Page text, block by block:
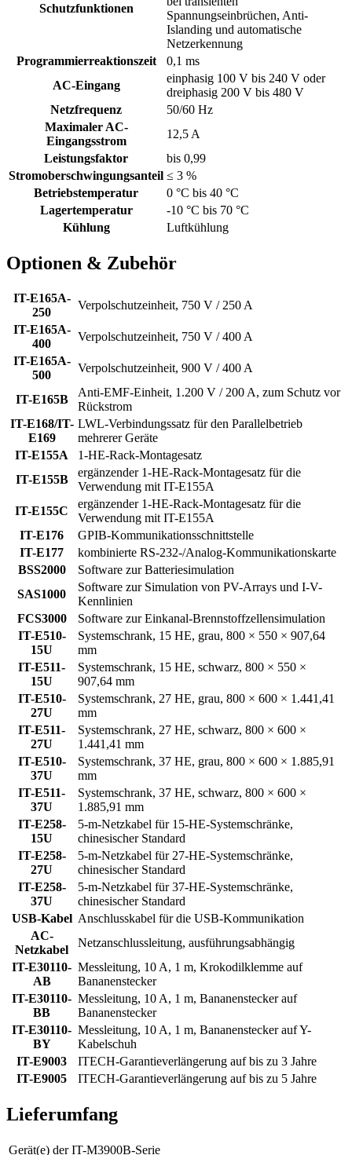
Schutzfunktionen
Spannungseinbrüchen, Anti-
Islanding und automatische
Netzerkennung
Programmierreaktionszeit
0,1 ms
AC-Eingang
einphasig 100 V bis 240 V oder
dreiphasig 200 V bis 480 V
Netzfrequenz
50/60 Hz
Maximaler AC-
Eingangsstrom
12,5 A
Leistungsfaktor
bis 0,99
Stromoberschwingungsanteil ≤ 3 %
Betriebstemperatur
0 °C bis 40 °C
Lagertemperatur
-10 °C bis 70 °C
Kühlung
Luftkühlung
Optionen & Zubehör
IT-E165A-
250
Verpolschutzeinheit, 750 V / 250 A
IT-E165A-
400
Verpolschutzeinheit, 750 V / 400 A
IT-E165A-
500
Verpolschutzeinheit, 900 V / 400 A
IT-E165B
Anti-EMF-Einheit, 1.200 V / 200 A, zum Schutz vor
Rückstrom
IT-E168/IT-
E169
LWL-Verbindungssatz für den Parallelbetrieb
mehrerer Geräte
IT-E155A
1-HE-Rack-Montagesatz
IT-E155B
ergänzender 1-HE-Rack-Montagesatz für die
Verwendung mit IT-E155A
IT-E155C
ergänzender 1-HE-Rack-Montagesatz für die
Verwendung mit IT-E155A
IT-E176
GPIB-Kommunikationsschnittstelle
IT-E177
kombinierte RS-232-/Analog-Kommunikationskarte
BSS2000
Software zur Batteriesimulation
SAS1000
Software zur Simulation von PV-Arrays und I-V-
Kennlinien
FCS3000
Software zur Einkanal-Brennstoffzellensimulation
IT-E510-
15U
Systemschrank, 15 HE, grau, 800 × 550 × 907,64
mm
IT-E511-
15U
Systemschrank, 15 HE, schwarz, 800 × 550 ×
907,64 mm
IT-E510-
27U
Systemschrank, 27 HE, grau, 800 × 600 × 1.441,41
mm
IT-E511-
27U
Systemschrank, 27 HE, schwarz, 800 × 600 ×
1.441,41 mm
IT-E510-
37U
Systemschrank, 37 HE, grau, 800 × 600 × 1.885,91
mm
IT-E511-
37U
Systemschrank, 37 HE, schwarz, 800 × 600 ×
1.885,91 mm
IT-E258-
15U
5-m-Netzkabel für 15-HE-Systemschränke,
chinesischer Standard
IT-E258-
27U
5-m-Netzkabel für 27-HE-Systemschränke,
chinesischer Standard
IT-E258-
37U
5-m-Netzkabel für 37-HE-Systemschränke,
chinesischer Standard
USB-Kabel Anschlusskabel für die USB-Kommunikation
AC-
Netzkabel
Netzanschlussleitung, ausführungsabhängig
IT-E30110-
AB
Messleitung, 10 A, 1 m, Krokodilklemme auf
Bananenstecker
IT-E30110-
BB
Messleitung, 10 A, 1 m, Bananenstecker auf
Bananenstecker
IT-E30110-
BY
Messleitung, 10 A, 1 m, Bananenstecker auf Y-
Kabelschuh
IT-E9003
ITECH-Garantieverlängerung auf bis zu 3 Jahre
IT-E9005
ITECH-Garantieverlängerung auf bis zu 5 Jahre
Lieferumfang
Gerät(e) der IT-M3900B-Serie